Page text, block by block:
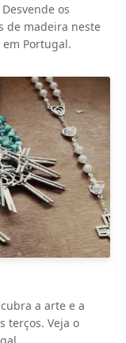
os
de madeira neste
Portugal.
a arte e a
terços. Veja o